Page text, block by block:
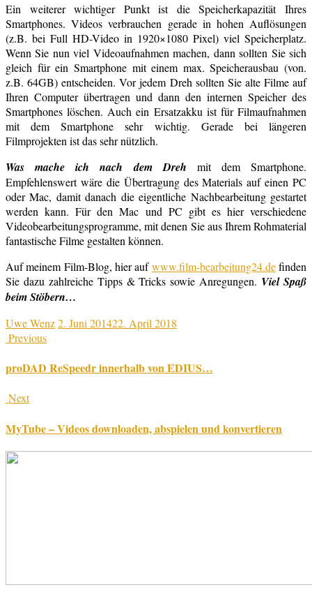
Ein weiterer wichtiger Punkt ist die Speicherkapazität Ihres
Smartphones. Videos verbrauchen gerade in hohen Auflösungen
(z.B. bei Full HD-Video in 1920×1080 Pixel) viel Speicherplatz.
Wenn Sie nun viel Videoaufnahmen machen, dann sollten Sie sich
gleich für ein Smartphone mit einem max. Speicherausbau (von.
z.B. 64GB) entscheiden. Vor jedem Dreh sollten Sie alte Filme auf
Ihren Computer übertragen und dann den internen Speicher des
Smartphones löschen. Auch ein Ersatzakku ist für Filmaufnahmen
mit dem Smartphone sehr wichtig. Gerade bei längeren
Filmprojekten ist das sehr nützlich.
Was mache ich nach dem Dreh mit dem Smartphone.
Empfehlenswert wäre die Übertragung des Materials auf einen PC
oder Mac, damit danach die eigentliche Nachbearbeitung gestartet
werden kann. Für den Mac und PC gibt es hier verschiedene
Videobearbeitungsprogramme, mit denen Sie aus Ihrem Rohmaterial
fantastische Filme gestalten können.
Auf meinem Film-Blog, hier aufwww.film-bearbeitung24.definden
Sie dazu zahlreiche Tipps & Tricks sowie Anregungen. Viel Spaß
beim Stöbern…
Uwe Wenz2. Juni 201422. April 2018
Previous
proDAD ReSpeedr innerhalb von EDIUS…
Next
MyTube – Videos downloaden, abspielen und konvertieren